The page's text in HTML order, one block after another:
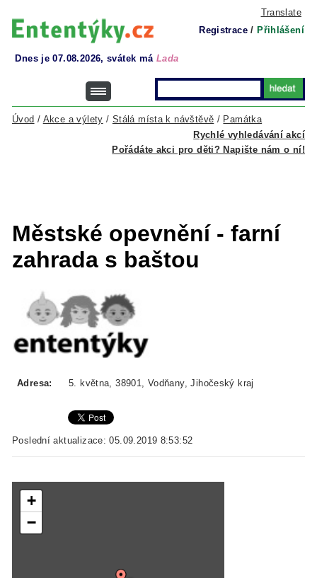
Translate
Registrace / Přihlášení
Dnes je 07.08.2026, svátek má Lada
Rychlé vyhledávání akcí
Úvod / Akce a výlety / Stálá místa k návštěvě / Památka
Pořádáte akci pro děti? Napište nám o ní!
Městské opevnění - farní
zahrada s baštou
Adresa: 5. května, 38901, Vodňany, Jihočeský kraj
Poslední aktualizace: 05.09.2019 8:53:52
+
−